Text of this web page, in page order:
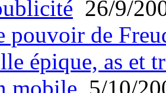
26/9/
pouvoir de
épique, as et